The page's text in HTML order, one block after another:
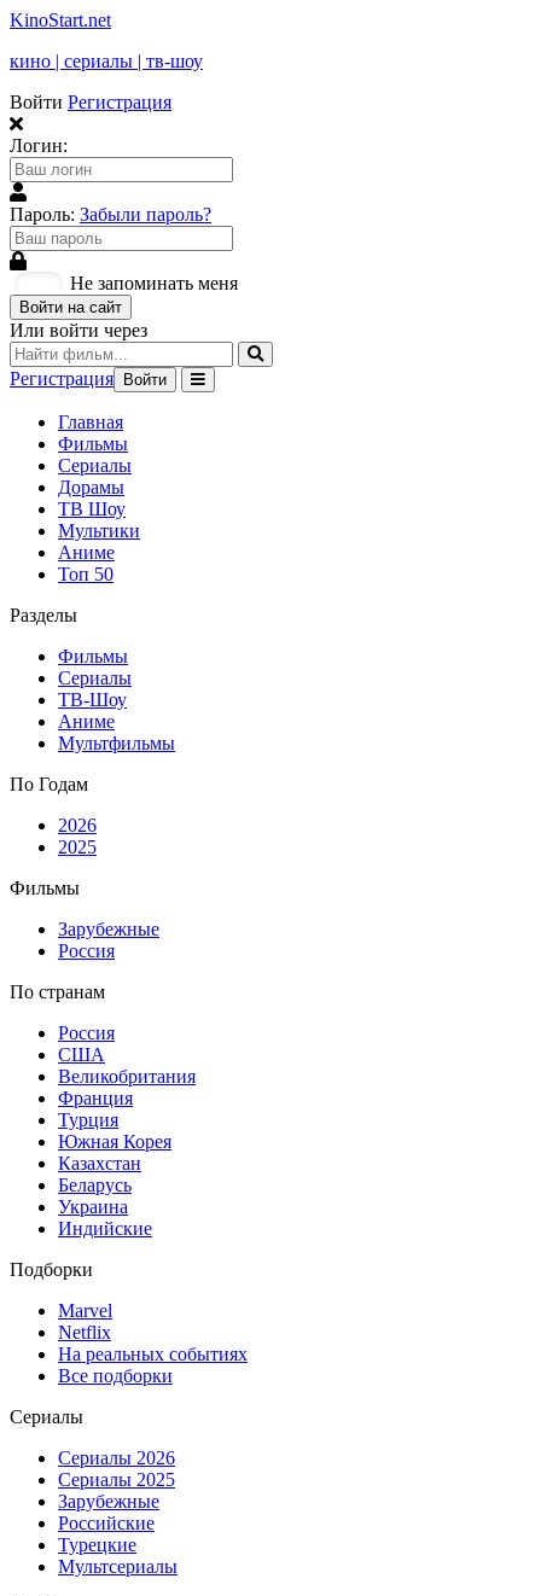
KinoStart.net
кино | сериалы | тв-шоу
Войти Регистрация
Логин:
Пароль: Забыли пароль?
Не запоминать меня
Войти на сайт
Или войти через
Регистрация Войти
Главная
Фильмы
Сериалы
Дорамы
ТВ Шоу
Мультики
Аниме
Топ 50
Разделы
Фильмы
Сериалы
ТВ-Шоу
Аниме
Мультфильмы
По Годам
2026
2025
Фильмы
Зарубежные
Россия
По странам
Россия
США
Великобритания
Франция
Турция
Южная Корея
Казахстан
Беларусь
Украина
Индийские
Подборки
Marvel
Netflix
На реальных событиях
Все подборки
Сериалы
Сериалы 2026
Сериалы 2025
Зарубежные
Российские
Турецкие
Мультсериалы